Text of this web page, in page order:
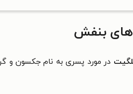
بنفش
در مورد پسری به نام جکسون و